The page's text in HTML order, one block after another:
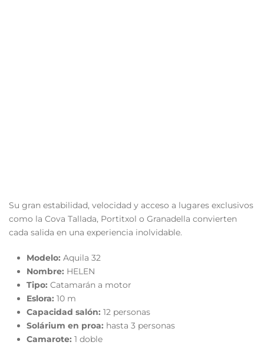
Su gran estabilidad, velocidad y acceso a lugares exclusivos
como la Cova Tallada, Portitxol o Granadella convierten
cada salida en una experiencia inolvidable.
Modelo: Aquila 32
Nombre: HELEN
Tipo: Catamarán a motor
Eslora: 10 m
Capacidad salón: 12 personas
Solárium en proa: hasta 3 personas
Camarote: 1 doble